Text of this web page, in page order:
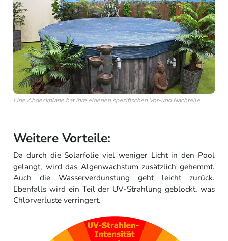
Eine Abdeckplane hat ihre eigenen spezifischen Vor-und Nachteile.
Weitere Vorteile:
Da durch die Solarfolie viel weniger Licht in den Pool
gelangt, wird das Algenwachstum zusätzlich gehemmt.
Auch die Wasserverdunstung geht leicht zurück.
Ebenfalls wird ein Teil der UV-Strahlung geblockt, was
Chlorverluste verringert.